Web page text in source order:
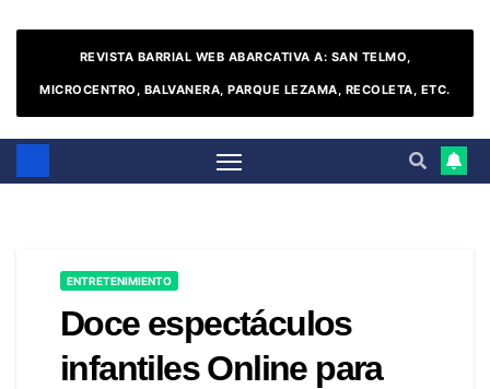
REVISTA BARRIAL WEB ABARCATIVA A: SAN TELMO,
MICROCENTRO, BALVANERA, PARQUE LEZAMA, RECOLETA, ETC.
ENTRETENIMIENTO
Doce espectáculos
infantiles Online para